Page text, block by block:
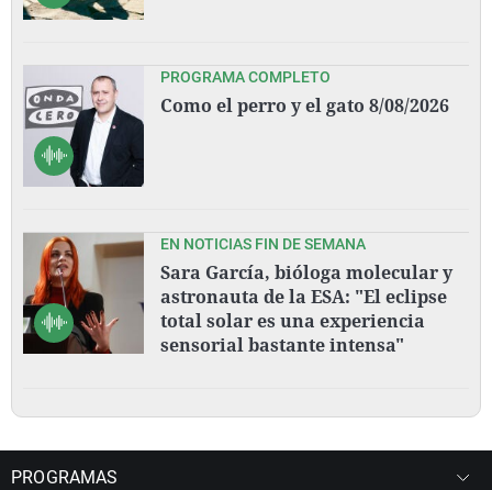
PROGRAMA COMPLETO
Como el perro y el gato 8/08/2026
EN NOTICIAS FIN DE SEMANA
Sara García, bióloga molecular y
astronauta de la ESA: "El eclipse
total solar es una experiencia
sensorial bastante intensa"
PROGRAMAS